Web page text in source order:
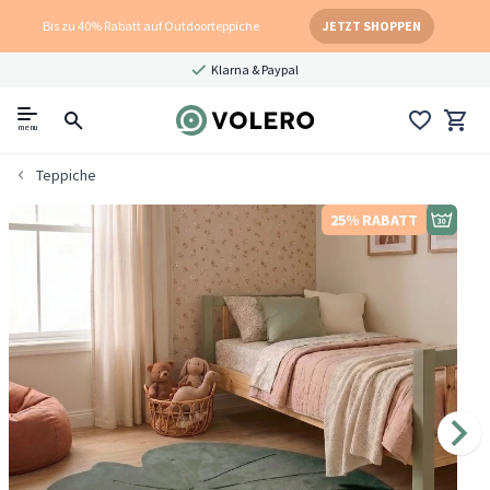
Bis zu 40% Rabatt auf Outdoorteppiche JETZT SHOPPEN
Klarna & Paypal
menu
Teppiche
25% RABATT